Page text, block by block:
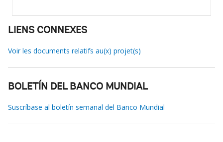
LIENS CONNEXES
Voir les documents relatifs au(x) projet(s)
BOLETÍN DEL BANCO MUNDIAL
Suscríbase al boletín semanal del Banco Mundial